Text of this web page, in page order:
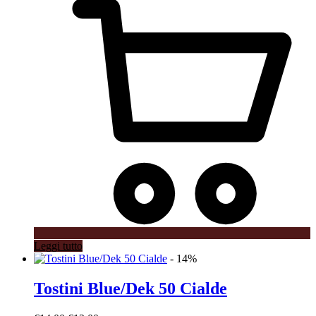
€10.00. €6.50.
Leggi tutto
- 14%
Tostini Blue/Dek 50 Cialde